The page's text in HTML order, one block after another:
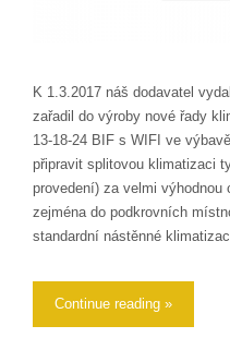
K 1.3.2017 náš dodavatel
zařadil do výroby nové řady
13-18-24 BIF s WIFI ve
připravit splitovou klimatizaci
provedení) za velmi
zejména do podkrovních
standardní nástěnné
Continue reading »